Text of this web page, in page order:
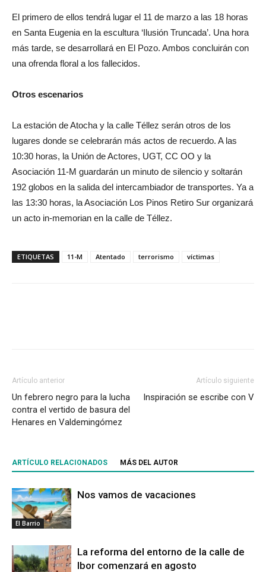
El primero de ellos tendrá lugar el 11 de marzo a las 18 horas
en Santa Eugenia en la escultura ‘Ilusión Truncada’. Una hora
más tarde, se desarrollará en El Pozo. Ambos concluirán con
una ofrenda floral a los fallecidos.
Otros escenarios
La estación de Atocha y la calle Téllez serán otros de los
lugares donde se celebrarán más actos de recuerdo. A las
10:30 horas, la Unión de Actores, UGT, CC OO y la
Asociación 11-M guardarán un minuto de silencio y soltarán
192 globos en la salida del intercambiador de transportes. Ya a
las 13:30 horas, la Asociación Los Pinos Retiro Sur organizará
un acto in-memorian en la calle de Téllez.
ETIQUETAS 11-M Atentado terrorismo víctimas
Artículo anterior
Un febrero negro para la lucha
contra el vertido de basura del
Henares en Valdemingómez
Artículo siguiente
Inspiración se escribe con V
ARTÍCULO RELACIONADOS MÁS DEL AUTOR
El Barrio
Nos vamos de vacaciones
La reforma del entorno de la calle de
Ibor comenzará en agosto